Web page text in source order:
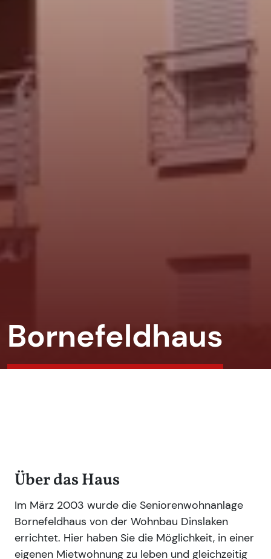
Bornefeldhaus
Über das Haus
Im März 2003 wurde die Seniorenwohnanlage
Bornefeldhaus von der Wohnbau Dinslaken
errichtet. Hier haben Sie die Möglichkeit, in einer
eigenen Mietwohnung zu leben und gleichzeitig